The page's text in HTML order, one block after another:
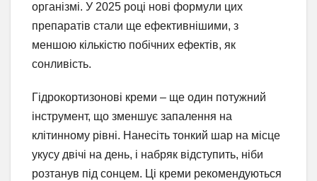
організмі. У 2025 році нові формули цих
препаратів стали ще ефективнішими, з
меншою кількістю побічних ефектів, як
сонливість.
Гідрокортизонові креми – ще один потужний
інструмент, що зменшує запалення на
клітинному рівні. Нанесіть тонкий шар на місце
укусу двічі на день, і набряк відступить, ніби
розтанув під сонцем. Ці креми рекомендуються